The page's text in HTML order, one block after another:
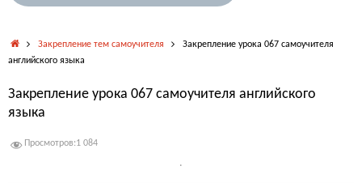
ГлавнаяЗакрепление тем самоучителя
Закрепление урока 067 самоучителя
английского языка
Закрепление урока 067 самоучителя английского
языка
Просмотров:1 084
.